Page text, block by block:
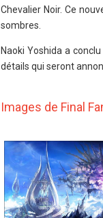
Chevalier Noir. Ce
sombres.
Naoki Yoshida a
détails qui seront
Images de Final